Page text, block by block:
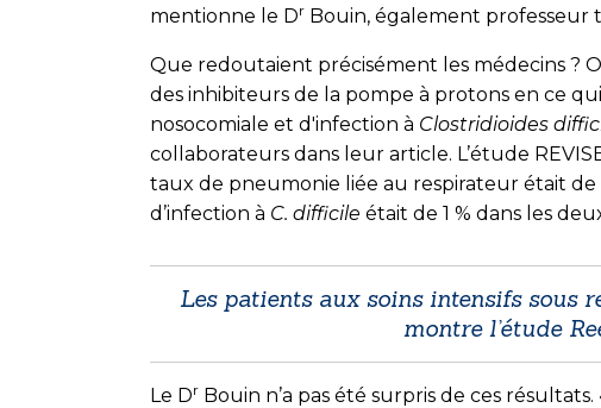
mentionne le Dr Bouin, également professeur
Que redoutaient précisément les médecins ?
des inhibiteurs de la pompe à protons en ce
nosocomiale et d'infection à Clostridioides
collaborateurs dans leur article. L’étude
taux de pneumonie liée au respirateur était de
d’infection à C. difficile était de 1 % dans les
Les patients aux soins intensifs sous
montre l’étude
Le Dr Bouin n’a pas été surpris de ces